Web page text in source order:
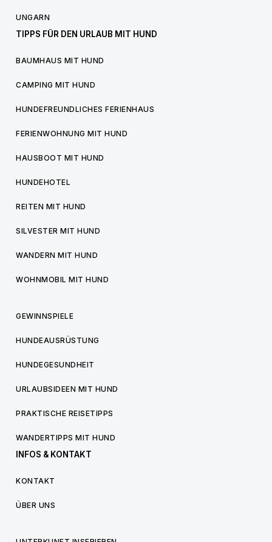
UNGARN
TIPPS FÜR DEN URLAUB MIT HUND
BAUMHAUS MIT HUND
CAMPING MIT HUND
HUNDEFREUNDLICHES FERIENHAUS
FERIENWOHNUNG MIT HUND
HAUSBOOT MIT HUND
HUNDEHOTEL
REITEN MIT HUND
SILVESTER MIT HUND
WANDERN MIT HUND
WOHNMOBIL MIT HUND
GEWINNSPIELE
HUNDEAUSRÜSTUNG
HUNDEGESUNDHEIT
URLAUBSIDEEN MIT HUND
PRAKTISCHE REISETIPPS
WANDERTIPPS MIT HUND
INFOS & KONTAKT
KONTAKT
ÜBER UNS